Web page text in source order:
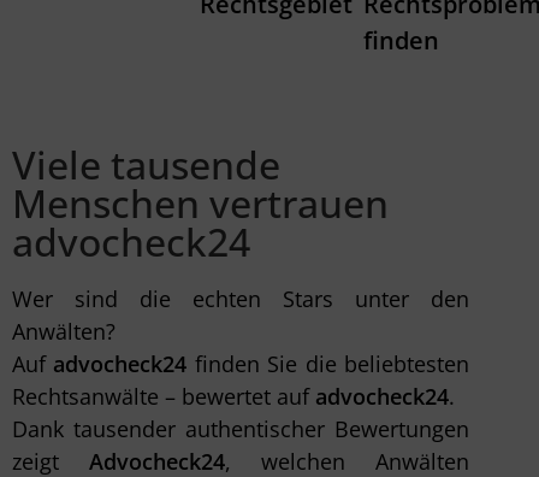
finden
Viele tausende
Menschen vertrauen
advocheck24
Wer sind die echten Stars unter den
Anwälten?
Auf advocheck24 finden Sie die beliebtesten
Rechtsanwälte – bewertet auf advocheck24.
Dank tausender authentischer Bewertungen
zeigt Advocheck24, welchen Anwälten